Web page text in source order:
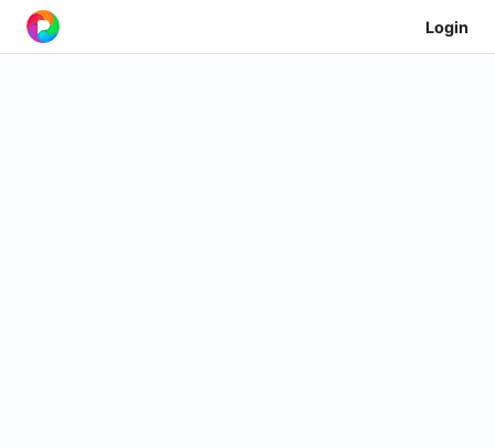
Login